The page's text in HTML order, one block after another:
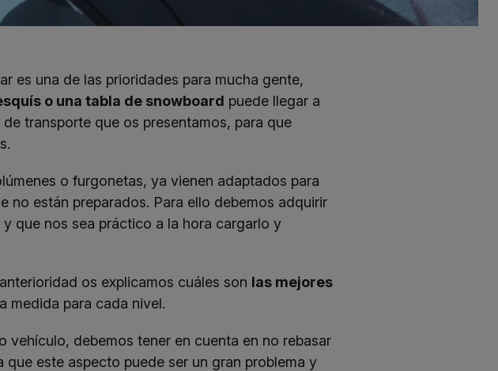
es una de las prioridades para mucha gente,
o una tabla de snowboard puede llegar a
transporte que os presentamos, para que
o furgonetas, ya vienen adaptados para
no están preparados. Para ello debemos adquirir
que nos sea práctico a la hora cargarlo y
os explicamos cuáles son las mejores
medida para cada nivel.
debemos tener en cuenta en no rebasar
este aspecto puede ser un gran problema y